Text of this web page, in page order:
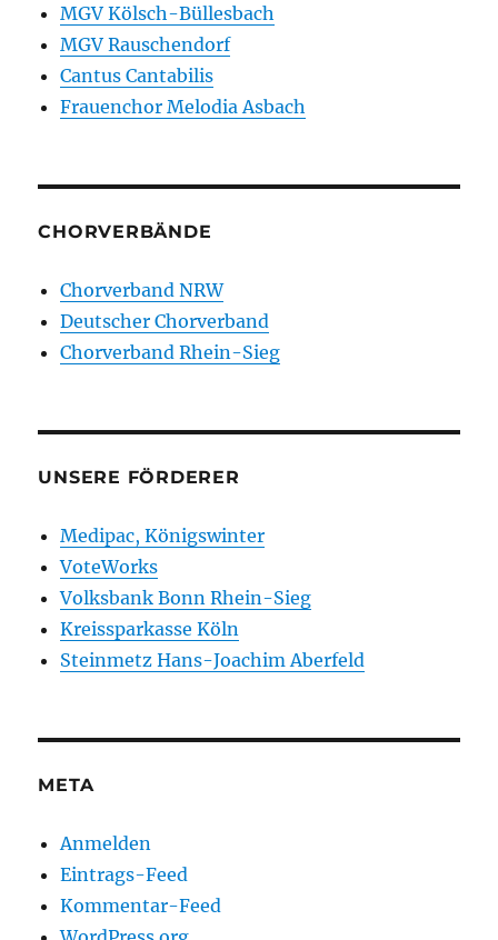
MGV Kölsch-Büllesbach
MGV Rauschendorf
Cantus Cantabilis
Frauenchor Melodia Asbach
CHORVERBÄNDE
Chorverband NRW
Deutscher Chorverband
Chorverband Rhein-Sieg
UNSERE FÖRDERER
Medipac, Königswinter
VoteWorks
Volksbank Bonn Rhein-Sieg
Kreissparkasse Köln
Steinmetz Hans-Joachim Aberfeld
META
Anmelden
Eintrags-Feed
Kommentar-Feed